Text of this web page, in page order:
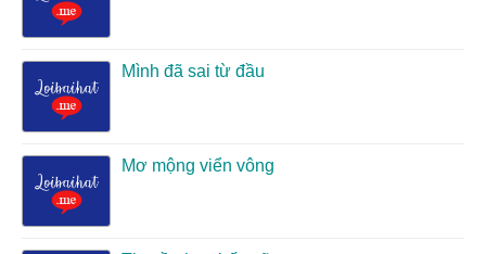
Mình đã sai từ đầu
Mơ mộng viển vông